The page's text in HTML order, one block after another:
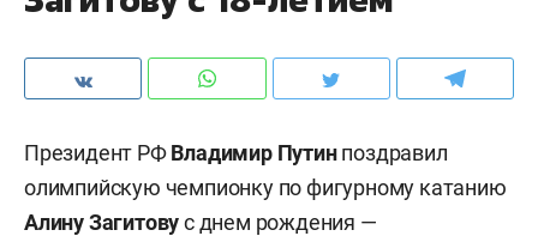
Президент РФВладимир Путинпоздравил
олимпийскую чемпионку по фигурному катанию
Алину Загитовус днем рождения —